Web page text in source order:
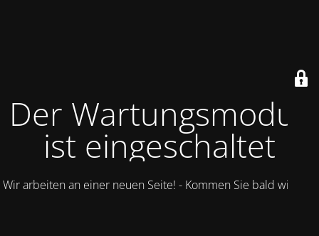
Der Wartungsmodus
ist eingeschaltet
Wir arbeiten an einer neuen Seite! - Kommen Sie bald wieder.